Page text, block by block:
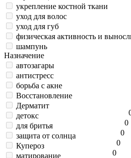
укрепление костной ткани
уход для волос
уход для губ
физическая активность и
шампунь
Назначение
автозагары
антистресс
борьба с акне
Восстановление
Дерматит
детокс
0
для бритья
0
защита от солнца
0
Купероз
0
матирование